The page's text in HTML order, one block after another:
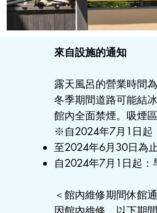
來自設施的通知
露天風呂的營業時間
冬季期間道路可能結
館內全面禁煙。吸煙
※自2024年7月1日起
至2024年6月30日為
自2024年7月1日起：
＜館內維修期間休館